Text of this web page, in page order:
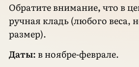
Обратите внимание,что в
ручная кладь (любого веса,
размер).
Даты: в ноябре-феврале.